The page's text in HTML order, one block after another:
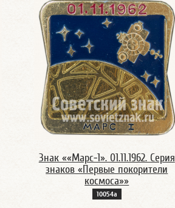
Знак ««Марс-1». 01.11.1962. Серия
знаков «Первые покорители
космоса»»
10054а